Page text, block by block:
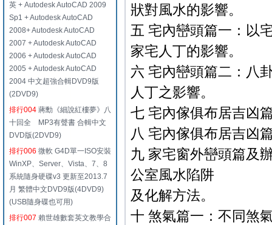
英 + Autodesk AutoCAD 2009
Sp1 + Autodesk AutoCAD
2008+ Autodesk AutoCAD
2007 + Autodesk AutoCAD
2006 + Autodesk AutoCAD
2005 + Autodesk AutoCAD
2004 中文超強合輯DVD9版
(2DVD9)
排行004 蔣勳《細說紅樓夢》八
十回全 MP3有聲書 合輯中文
DVD版(2DVD9)
排行006 微軟 G4D單一ISO安裝
WinXP、Server、Vista、7、8
系統隨身硬碟v3 更新至2013.7
月 繁體中文DVD9版(4DVD9)
(USB隨身碟也可用)
排行007 賴世雄數套英文教學合
狀對風水的影響。
五 宅內巒頭篇一：以
家宅人丁的影響。
六 宅內巒頭篇二：八
人丁之影響。
七 宅內傢俱布居吉凶
八 宅內傢俱布居吉凶
九 家宅窗外巒頭篇及
公室風水陷阱
及化解方法。
十 煞氣篇一：不同煞